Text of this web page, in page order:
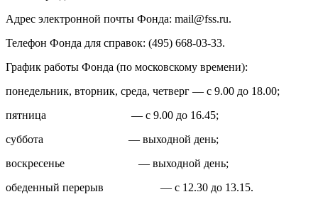
Адрес электронной почты Фонда: mail@fss.ru.
Телефон Фонда для справок: (495) 668-03-33.
График работы Фонда (по московскому времени):
понедельник, вторник, среда, четверг — с 9.00 до 18.00;
пятница — с 9.00 до 16.45;
суббота — выходной день;
воскресенье — выходной день;
обеденный перерыв — с 12.30 до 13.15.